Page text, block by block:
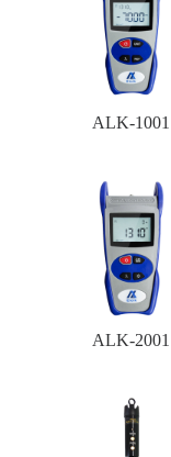
ALK-1001
ALK-2001